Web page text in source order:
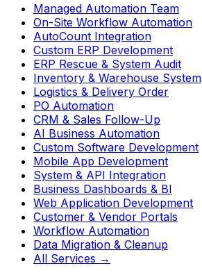
Managed Automation Team
On-Site Workflow Automation
AutoCount Integration
Custom ERP Development
ERP Rescue & System Audit
Inventory & Warehouse System
Logistics & Delivery Order
PO Automation
CRM & Sales Follow-Up
AI Business Automation
Custom Software Development
Mobile App Development
System & API Integration
Business Dashboards & BI
Web Application Development
Customer & Vendor Portals
Workflow Automation
Data Migration & Cleanup
All Services →